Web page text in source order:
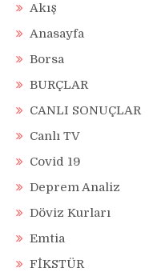
Akış
Anasayfa
Borsa
BURÇLAR
CANLI SONUÇLAR
Canlı TV
Covid 19
Deprem Analiz
Döviz Kurları
Emtia
FİKSTÜR